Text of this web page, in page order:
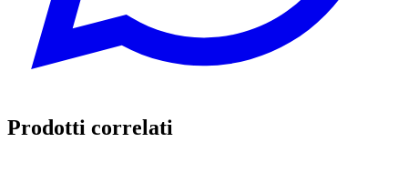
Prodotti correlati